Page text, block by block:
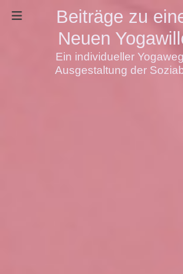
Beiträge zu
Neuen
Ein individueller
Ausgestaltung der